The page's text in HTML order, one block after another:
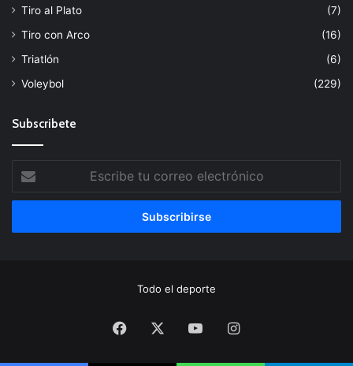
Tiro al Plato
(7)
Tiro con Arco
(16)
Triatlón
(6)
Voleybol
(229)
Subscribete
tu
correo
Todo el deporte
Facebook YouTubeInstagram